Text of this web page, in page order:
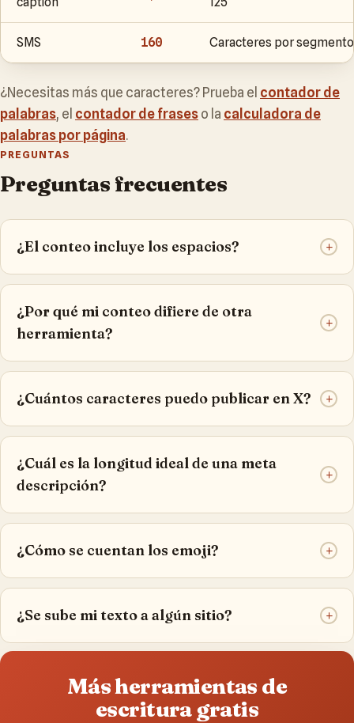
SMS 160 Caracteres por segmento
¿Necesitas más que caracteres? Prueba el contador de
palabras, el contador de frases o la calculadora de
palabras por página.
PREGUNTAS
Preguntas frecuentes
¿El conteo incluye los espacios? +
¿Por qué mi conteo difiere de otra
herramienta?
+
¿Cuántos caracteres puedo publicar en X? +
¿Cuál es la longitud ideal de una meta
descripción?
+
¿Cómo se cuentan los emoji? +
¿Se sube mi texto a algún sitio? +
Más herramientas de
escritura gratis